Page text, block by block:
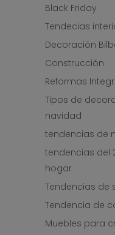
Black Friday
Tendecias
Decoración
Construcción
Reformas
Tipos de
navidad
tendencias de
tendencias del
hogar
Tendencias de
Tendencia de
Muebles para